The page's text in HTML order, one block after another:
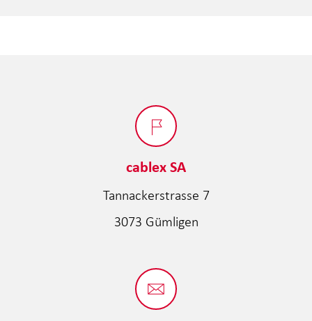
cablex SA
Tannackerstrasse 7
3073 Gümligen